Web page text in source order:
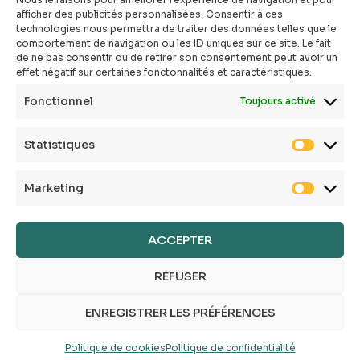
afficher des publicités personnalisées. Consentir à ces
technologies nous permettra de traiter des données telles que le
comportement de navigation ou les ID uniques sur ce site. Le fait
de ne pas consentir ou de retirer son consentement peut avoir un
effet négatif sur certaines fonctonnalités et caractéristiques.
Fonctionnel Toujours activé
Statistiques
Marketing
ACCEPTER
REFUSER
ENREGISTRER LES PRÉFÉRENCES
Politique de cookiesPolitique de confidentialité
Qui sommes-nous ?
Mon compte
Contact
E-shop
Toutes les box
Politique de cookies
© 2023 VB Digital Consulting